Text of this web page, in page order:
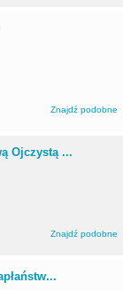
Znajdź podobne
Ojczystą ...
Znajdź podobne